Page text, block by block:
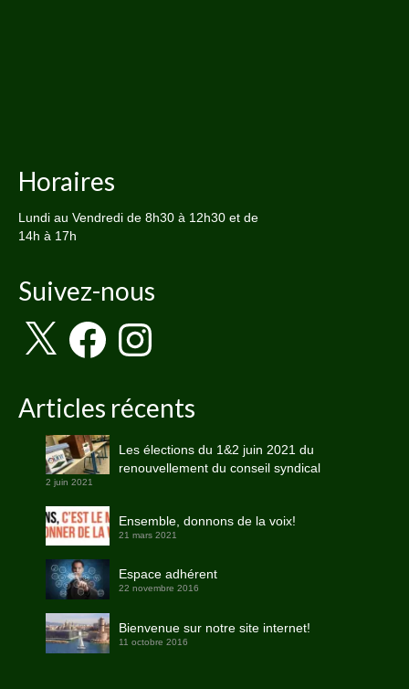
Horaires
Lundi au Vendredi de 8h30 à 12h30 et de
14h à 17h
Suivez-nous
FacebookInstagram
Articles récents
Les élections du 1&2 juin 2021 du
renouvellement du conseil syndical
2 juin 2021
Ensemble, donnons de la voix!
21 mars 2021
Espace adhérent
22 novembre 2016
Bienvenue sur notre site internet!
11 octobre 2016